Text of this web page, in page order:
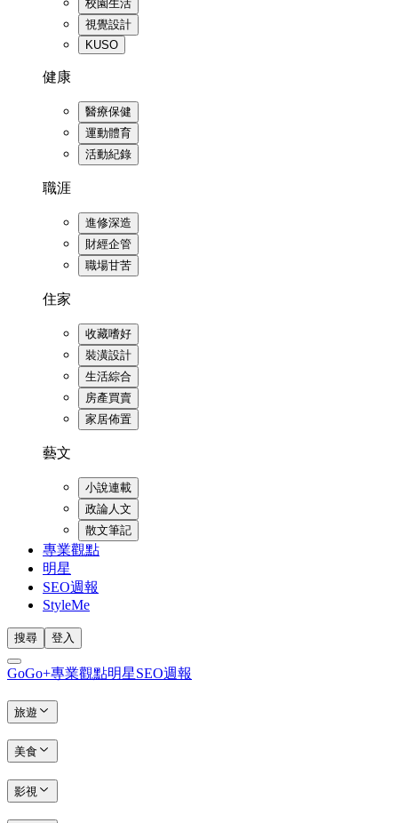
校園生活
視覺設計
KUSO
健康
醫療保健
運動體育
活動紀錄
職涯
進修深造
財經企管
職場甘苦
住家
收藏嗜好
裝潢設計
生活綜合
房產買賣
家居佈置
藝文
小說連載
政論人文
散文筆記
專業觀點
明星
SEO週報
StyleMe
搜尋 登入
GoGo+專業觀點明星SEO週報
旅遊
美食
影視